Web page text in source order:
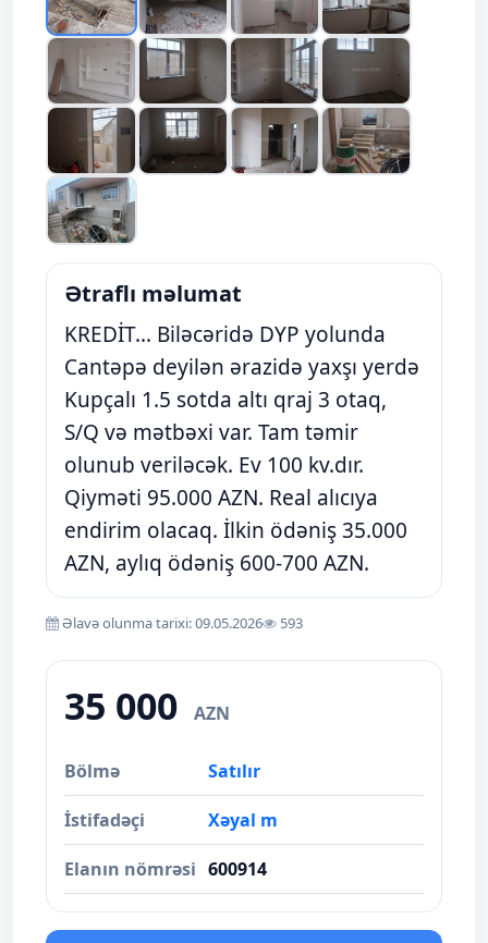
Ətraflı məlumat
KREDİT... Biləcəridə DYP yolunda
Cantəpə deyilən ərazidə yaxşı yerdə
Kupçalı 1.5 sotda altı qraj 3 otaq,
S/Q və mətbəxi var. Tam təmir
olunub veriləcək. Ev 100 kv.dır.
Qiyməti 95.000 AZN. Real alıcıya
endirim olacaq. İlkin ödəniş 35.000
AZN, aylıq ödəniş 600-700 AZN.
Əlavə olunma tarixi: 09.05.2026 593
35 000 AZN
Bölmə Satılır
İstifadəçi Xəyal m
Elanın nömrəsi 600914